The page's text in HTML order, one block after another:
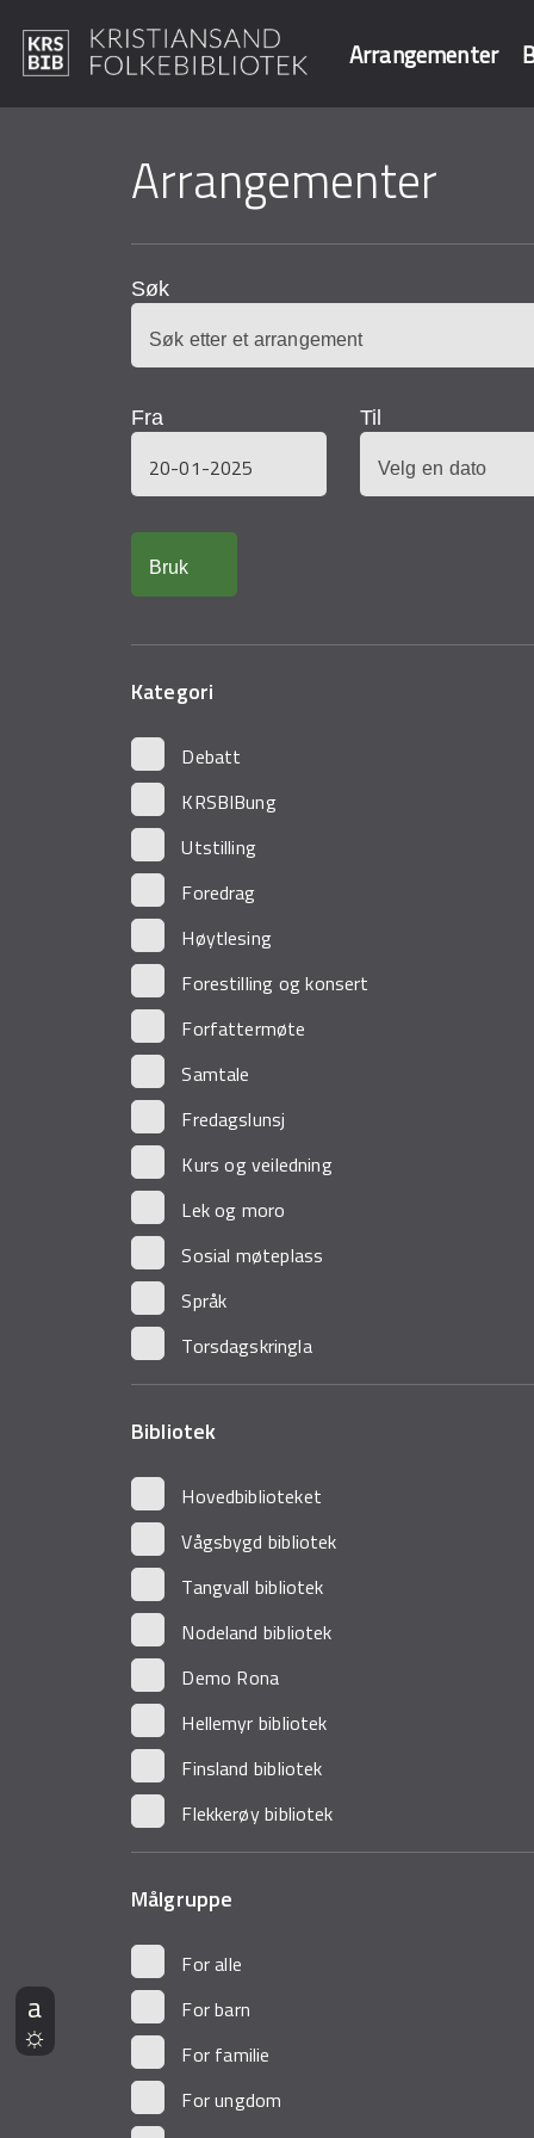
Arrangementer
Søk i våre
Arrangementer
Søk
Fra
Til
Kategori
Debatt
KRSBIBung
Utstilling
Foredrag
Høytlesing
Forestilling og konsert
Forfattermøte
Samtale
Fredagslunsj
Kurs og veiledning
Lek og moro
Sosial møteplass
Språk
Torsdagskringla
Bibliotek
Hovedbiblioteket
Vågsbygd bibliotek
Tangvall bibliotek
Nodeland bibliotek
Demo Rona
Hellemyr bibliotek
Finsland bibliotek
Flekkerøy bibliotek
Målgruppe
For alle
For barn
For familie
For ungdom